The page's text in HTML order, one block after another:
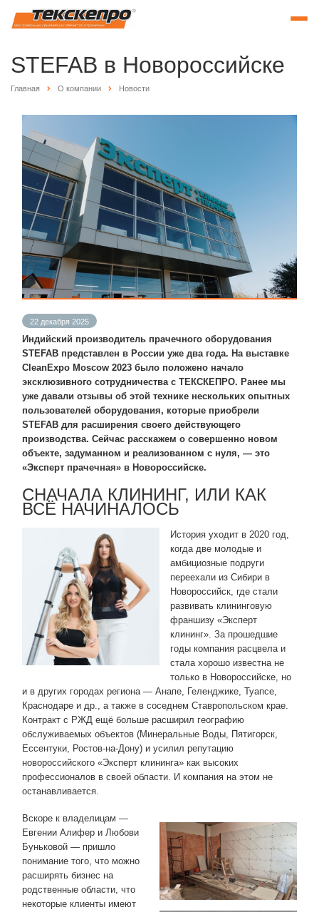
STEFAB в Новороссийске
Главная О компании Новости
22 декабря 2025
Индийский производитель прачечного оборудования
STEFAB представлен в России уже два года. На выставке
CleanExpo Moscow 2023 было положено начало
эксклюзивного сотрудничества с ТЕКСКЕПРО. Ранее мы
уже давали отзывы об этой технике нескольких опытных
пользователей оборудования, которые приобрели
STEFAB для расширения своего действующего
производства. Сейчас расскажем о совершенно новом
объекте, задуманном и реализованном с нуля, — это
«Эксперт прачечная» в Новороссийске.
СНАЧАЛА КЛИНИНГ, ИЛИ КАК
ВСЁ НАЧИНАЛОСЬ
История уходит в 2020 год,
когда две молодые и
амбициозные подруги
переехали из Сибири в
Новороссийск, где стали
развивать клининговую
франшизу «Эксперт
клининг». За прошедшие
годы компания расцвела и
стала хорошо известна не
только в Новороссийске, но
и в других городах региона — Анапе, Геленджике, Туапсе,
Краснодаре и др., а также в соседнем Ставропольском крае.
Контракт с РЖД ещё больше расширил географию
обслуживаемых объектов (Минеральные Воды, Пятигорск,
Ессентуки, Ростов-на-Дону) и усилил репутацию
новороссийского «Эксперт клининга» как высоких
профессионалов в своей области. И компания на этом не
останавливается.
Вскоре к владелицам —
Евгении Алифер и Любови
Буньковой — пришло
понимание того, что можно
расширять бизнес на
родственные области, что
некоторые клиенты имеют